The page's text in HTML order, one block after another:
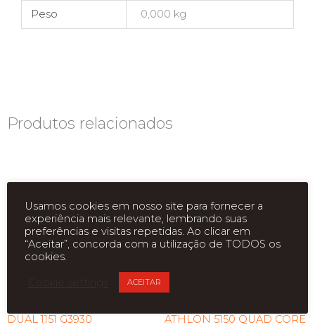
Peso 0,000 kg
Produtos relacionados
ESGOTADO
DUAL 1151 G3930
ATHLON 5150 QUAD CORE
Usamos cookies em nosso site para fornecer a
experiência mais relevante, lembrando suas
preferências e visitas repetidas. Ao clicar em
“Aceitar”, concorda com a utilização de TODOS os
cookies.
ACEITAR